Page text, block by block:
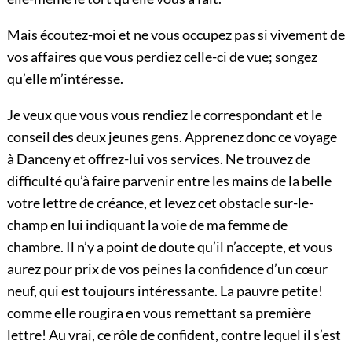
Mais écoutez-moi et ne vous occupez pas si vivement de
vos affaires que vous perdiez celle-ci de vue; songez
qu’elle m’intéresse.
Je veux que vous vous rendiez le correspondant et le
conseil des deux jeunes gens. Apprenez donc ce voyage
à Danceny et offrez-lui vos services. Ne trouvez de
difficulté qu’à faire parvenir entre les mains de la belle
votre lettre de créance, et levez cet obstacle sur-le-
champ en lui indiquant la voie de ma femme de
chambre. Il n’y a point de doute qu’il n’accepte, et vous
aurez pour prix de vos peines la confidence d’un cœur
neuf, qui est toujours intéressante. La pauvre petite!
comme elle rougira en vous remettant sa première
lettre! Au vrai, ce rôle de confident, contre lequel il s’est